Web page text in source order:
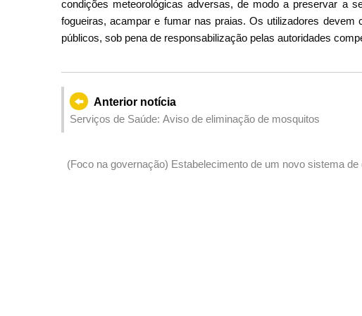
condições meteorológicas adversas, de modo a preservar a
fogueiras, acampar e fumar nas praias. Os utilizadores
públicos, sob pena de responsabilização pelas autoridades
Anterior notícia
Serviços de Saúde: Aviso de eliminação de mosquitos
(Foco na governação) Estabelecimento de um novo sistema